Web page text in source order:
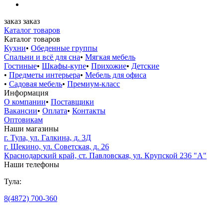
заказ заказ
Каталог товаров
Каталог товаров
Кухни• Обеденные группы
Спальни и всё для сна• Мягкая мебель
Гостиные• Шкафы-купе• Прихожие• Детские
• Предметы интерьера• Мебель для офиса
• Садовая мебель• Премиум-класс
Информация
О компании• Поставщики
Вакансии• Оплата• Контакты
Оптовикам
Наши магазины
г. Тула, ул. Галкина, д. 3Д
г. Щекино, ул. Советская, д. 26
Краснодарский край, ст. Павловская, ул. Крупской 236 "А"
Наши телефоны
Тула:
8(4872) 700-360